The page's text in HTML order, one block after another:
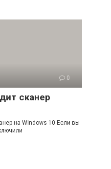
0
сканер
на Windows 10 Если вы